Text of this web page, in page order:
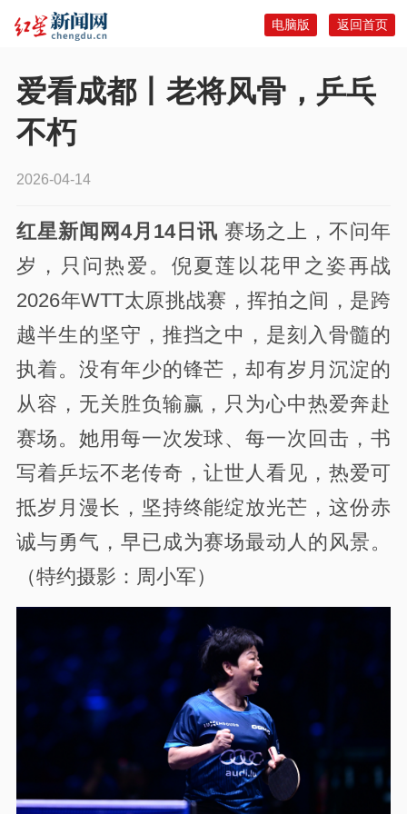
返回首页
电脑版
爱看成都丨老将风骨，乒乓
不朽
2026-04-14
红星新闻网4月14日讯赛场之上，不问年
岁，只问热爱。倪夏莲以花甲之姿再战
2026年WTT太原挑战赛，挥拍之间，是跨
越半生的坚守，推挡之中，是刻入骨髓的
执着。没有年少的锋芒，却有岁月沉淀的
从容，无关胜负输赢，只为心中热爱奔赴
赛场。她用每一次发球、每一次回击，书
写着乒坛不老传奇，让世人看见，热爱可
抵岁月漫长，坚持终能绽放光芒，这份赤
诚与勇气，早已成为赛场最动人的风景。
（特约摄影：周小军）